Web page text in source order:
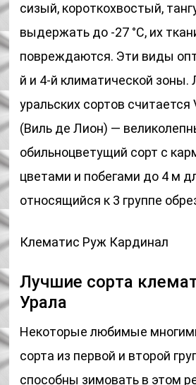
сизый, короткохвостый,
выдержать до -27 °С, их
повреждаются. Эти виды
й и 4-й климатической
уральских сортов считается
(Виль де Лион) —
обильноцветущий сорт с
цветами и побегами до 4 м
относящийся к 3 группе
Клематис Руж Кардинал
Лучшие сорта
Урала
Некоторые любимые
сорта из первой и второй
способны зимовать в этом